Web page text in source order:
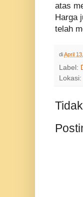
atas
Harga
telah
diApril
Label:
Lokasi: